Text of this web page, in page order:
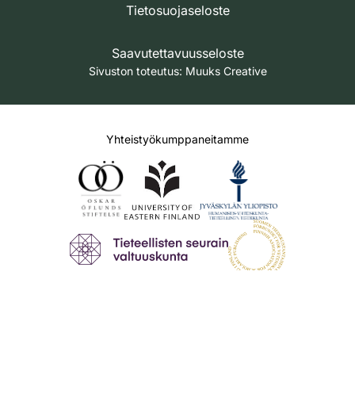
Tietosuojaseloste
Saavutettavuusseloste
Sivuston toteutus: Muuks Creative
Yhteistyökumppaneitamme